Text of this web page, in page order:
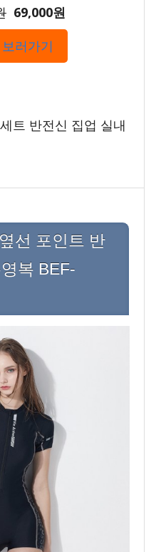
69,000원
러가기
트 반전신 집업 실내
선 포인트 반
복 BEF-